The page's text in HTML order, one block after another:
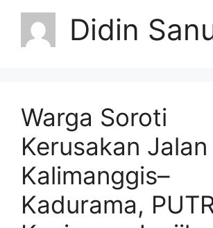
Didin
Warga Soroti
Kerusakan Jalan
Kalimanggis–
Kadurama,